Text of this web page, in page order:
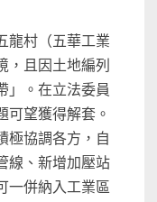
龍村（五華工業
，且因土地編列
」。在立法委員
可望獲得解套。
極協調各方，自
線、新增加壓站
一併納入工業區